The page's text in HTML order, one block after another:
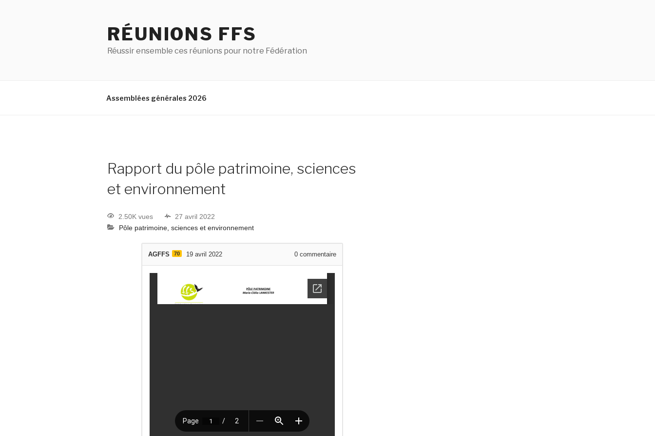
RÉUNIONS FFS
Réussir ensemble ces réunions pour notre Fédération
Assemblées générales 2026
Rapport du pôle patrimoine, sciences
et environnement
2.50K vues
27 avril 2022
Pôle patrimoine, sciences et environnement
AGFFS 70 19 avril 2022 0 commentaire